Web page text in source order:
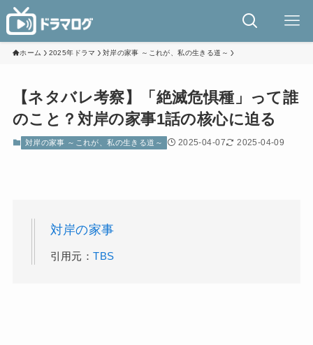
ホーム 2025年ドラマ 対岸の家事 ～これが、私の生きる道～
【ネタバレ考察】「絶滅危惧種」って誰
のこと？対岸の家事1話の核心に迫る
対岸の家事 ～これが、私の生きる道～ 2025-04-07 2025-04-09
対岸の家事
引用元：TBS